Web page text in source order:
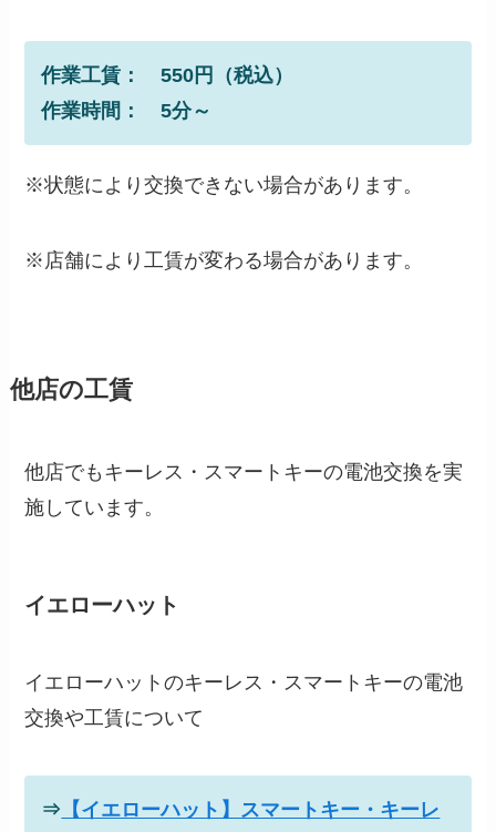
作業工賃： 550円（税込）
作業時間： 5分～
※状態により交換できない場合があります。
※店舗により工賃が変わる場合があります。
他店の工賃
他店でもキーレス・スマートキーの電池交換を実
施しています。
イエローハット
イエローハットのキーレス・スマートキーの電池
交換や工賃について
⇒ 【イエローハット】スマートキー・キーレ